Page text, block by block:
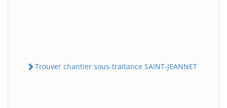
Trouver chantier sous-traitance SAINT-JEANNET